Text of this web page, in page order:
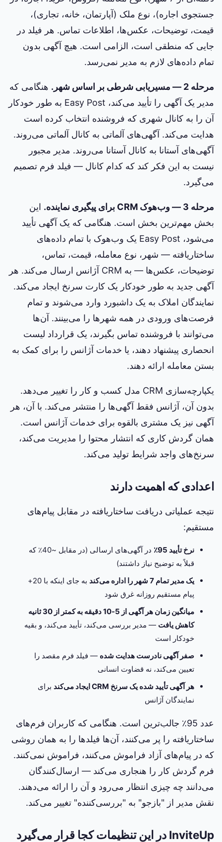
جستجوی اجاره)، نوع ملک (آپارتمان، خانه، تجاری)،
قیمت، توضیحات، عکس‌ها، اطلاعات تماس. هر فیلد در
جایی که منطقی است، الزامی است. هیچ آگهی بدون
تمام داده‌های لازم به مدیر نمی‌رسد.
مرحله 2 — مسیریابی شرطی بر اساس شهر.
هنگامی که
مدیر یک آگهی را تأیید می‌کند، Easy Post به طور خودکار
آن را به کانال شهری که فروشنده انتخاب کرده است
هدایت می‌کند. آگهی‌های آلماتی به کانال آلماتی می‌روند.
آگهی‌های آستانا به کانال آستانا می‌روند. مدیر مجبور
نیست به این فکر کند که کدام کانال — فیلد فرم تصمیم
می‌گیرد.
مرحله 3 — وب‌هوک CRM برای پیگیری نماینده.
این
بخش مهم‌ترین بخش است. هنگامی که یک آگهی تأیید
می‌شود، Easy Post یک وب‌هوک با تمام داده‌های
ساختاریافته — شهر، نوع معامله، قیمت، تماس،
توضیحات، عکس‌ها — به CRM آژانس ارسال می‌کند. هر
آگهی جدید به طور خودکار یک کارت سرنخ ایجاد می‌کند.
نمایندگان املاک به یک داشبورد وارد می‌شوند و تمام
فرصت‌های ورودی در همه شهرها را می‌بینند. آن‌ها
می‌توانند با فروشنده تماس بگیرند، یک قرارداد لیست
انحصاری پیشنهاد دهند، یا خدمات آژانس را برای کمک به
بستن معامله ارائه دهند.
یکپارچه‌سازی CRM مدل کسب و کار را تغییر می‌دهد.
بدون آن، آژانس فقط آگهی‌ها را منتشر می‌کند. با آن، هر
آگهی نیز یک مشتری بالقوه برای خدمات آژانس است.
همان گردش کاری که انتشار محتوا را مدیریت می‌کند،
سرنخ‌های واجد شرایط تولید می‌کند.
اعدادی که اهمیت دارند
نتیجه عملیاتی دریافت ساختاریافته در مقابل پیام‌های
مستقیم:
نرخ تأیید 95٪
در آگهی‌های ارسالی (در مقابل ~40٪ که
قبلاً به توضیح نیاز داشتند)
یک مدیر تمام 7 شهر را اداره می‌کند
به جای اینکه با 20+
پیام مستقیم روزانه غرق شود
میانگین زمان هر آگهی از 5-10 دقیقه به کمتر از 30 ثانیه
کاهش یافت— مدیر بررسی می‌کند، تأیید می‌کند، و بقیه
خودکار است
صفر آگهی نادرست هدایت شده— فیلد فرم مقصد را
تعیین می‌کند، نه قضاوت انسانی
هر آگهی تأیید شده یک سرنخ CRM ایجاد می‌کند
برای
نمایندگان آژانس
عدد 95٪ جالب‌ترین است. هنگامی که کاربران فرم‌های
ساختاریافته را پر می‌کنند، آن‌ها فیلدها را به همان روشی
که در پیام‌های آزاد فراموش می‌کنند، فراموش نمی‌کنند.
فرم گردش کار را هنجاری می‌کند — ارسال‌کنندگان
می‌دانند چه چیزی انتظار می‌رود و آن را ارائه می‌دهند.
نقش مدیر از "بازجو" به "بررسی‌کننده" تغییر می‌کند.
InviteUp در این تنظیمات کجا قرار می‌گیرد